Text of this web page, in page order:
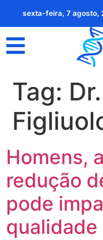
sexta-feira, 7 agosto,
Tag:
Homens,
redução
pode
qualidade